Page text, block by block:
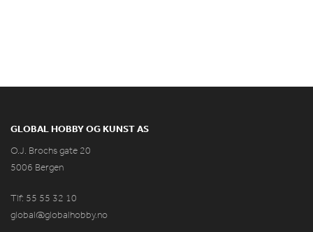
GLOBAL HOBBY OG KUNST AS
O.J. Brochs gate 20
5006 Bergen
Tlf: 55 55 32 10
global@globalhobby.no